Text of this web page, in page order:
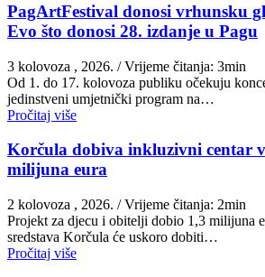
PagArtFestival donosi vrhunsku
Evo što donosi 28. izdanje u Pagu
3 kolovoza , 2026. / Vrijeme čitanja: 3min
Od 1. do 17. kolovoza publiku očekuju
jedinstveni umjetnički program na…
Pročitaj više
Korčula dobiva inkluzivni centar
milijuna eura
2 kolovoza , 2026. / Vrijeme čitanja: 2min
Projekt za djecu i obitelji dobio 1,3 milijuna
sredstava Korčula će uskoro dobiti…
Pročitaj više